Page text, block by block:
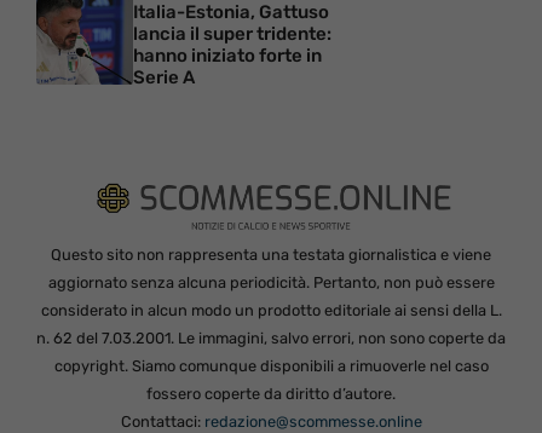
Italia-Estonia, Gattuso
lancia il super tridente:
hanno iniziato forte in
Serie A
Questo sito non rappresenta una testata giornalistica e viene
aggiornato senza alcuna periodicità. Pertanto, non può essere
considerato in alcun modo un prodotto editoriale ai sensi della L.
n. 62 del 7.03.2001. Le immagini, salvo errori, non sono coperte da
copyright. Siamo comunque disponibili a rimuoverle nel caso
fossero coperte da diritto d’autore.
Contattaci: redazione@scommesse.online